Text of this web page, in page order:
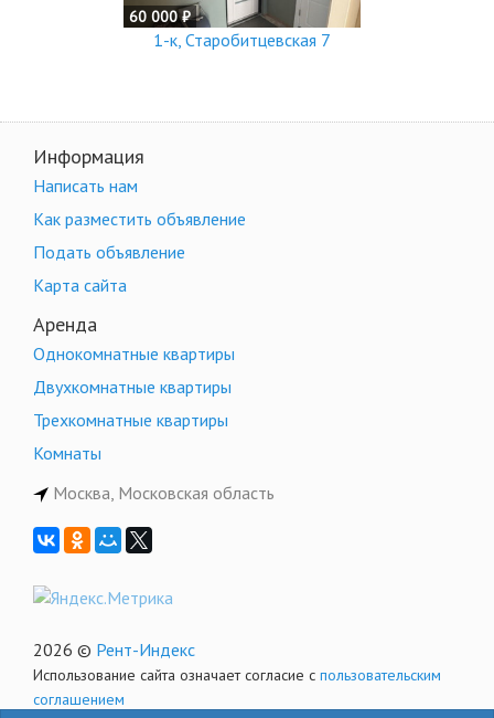
60 000 ₽
1-к, Старобитцевская 7
Информация
Написать нам
Как разместить объявление
Подать объявление
Карта сайта
Аренда
Однокомнатные квартиры
Двухкомнатные квартиры
Трехкомнатные квартиры
Комнаты
Москва, Московская область
2026 © Рент-Индекс
Использование сайта означает согласие с пользовательским
соглашением